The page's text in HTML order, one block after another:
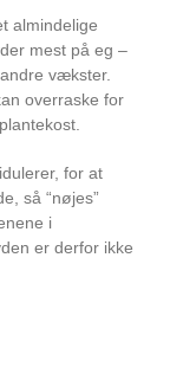
almindelige
mest på eg –
vækster.
overraske for
for at
så “nøjes”
i
er derfor ikke